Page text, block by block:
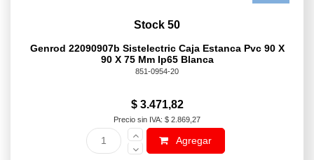
Stock 50
Genrod 22090907b Sistelectric Caja Estanca Pvc 90 X
90 X 75 Mm Ip65 Blanca
851-0954-20
$ 3.471,82
Precio sin IVA: $ 2.869,27
Agregar